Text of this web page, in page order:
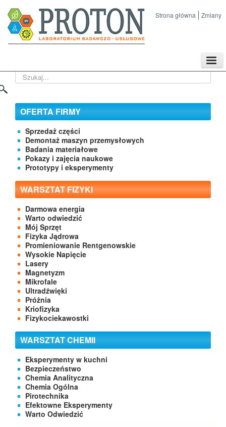
Strona główna Zmiany
Kontakt
Szukaj...
OFERTA FIRMY
Sprzedaż części
Demontaż maszyn przemysłowych
Badania materiałowe
Pokazy i zajęcia naukowe
Prototypy i eksperymenty
WARSZTAT FIZYKI
Darmowa energia
Warto odwiedzić
Mój Sprzęt
Fizyka Jądrowa
Promieniowanie Rentgenowskie
Wysokie Napięcie
Lasery
Magnetyzm
Mikrofale
Ultradźwięki
Próżnia
Kriofizyka
Fizykociekawostki
WARSZTAT CHEMII
Eksperymenty w kuchni
Bezpieczeństwo
Chemia Analityczna
Chemia Ogólna
Pirotechnika
Efektowne Eksperymenty
Warto Odwiedzić